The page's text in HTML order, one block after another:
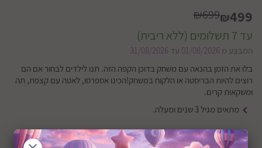
₪499
₪699
עד 7 תשלומים (ללא ריבית)
המבצע מ 01/08/2026 עד 31/08/2026
בלו את הזמן בהנאה עם משחק בדוכן הקפה הזה. תנו לילדים לבחור אם הם
רוצים להיות הבריסטה או הלקוח במשחק!הכינו אספרסו, לאטה עם קצפת, תה
ומשקאות קרים.
מתאים מגיל 3 שנים ומעלה.